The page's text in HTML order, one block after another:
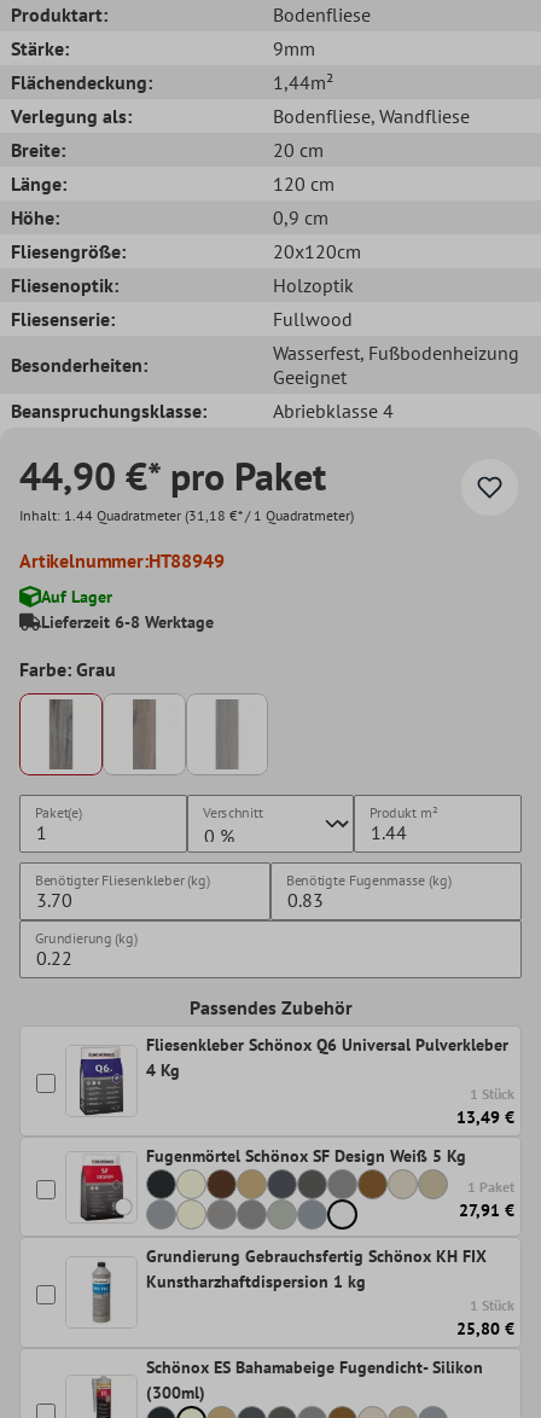
Produktart:
Bodenfliese
Stärke:
9mm
Flächendeckung:
1,44m²
Verlegung als:
Bodenfliese, Wandfliese
Breite:
20 cm
Länge:
120 cm
Höhe:
0,9 cm
Fliesengröße:
20x120cm
Fliesenoptik:
Holzoptik
Fliesenserie:
Fullwood
Besonderheiten:
Wasserfest, Fußbodenheizung
Geeignet
Beanspruchungsklasse:
Abriebklasse 4
44,90 €* pro Paket
Inhalt: 1.44 Quadratmeter (31,18 €* / 1 Quadratmeter)
Artikelnummer:HT88949
Auf Lager
Lieferzeit 6-8 Werktage
Farbe: Grau
Paket(e) Verschnitt Produkt m²
Benötigter Fliesenkleber (kg) Benötigte Fugenmasse (kg)
Grundierung (kg)
Passendes Zubehör
Fliesenkleber Schönox Q6 Universal Pulverkleber
4 Kg
1 Stück
13,49 €
Fugenmörtel Schönox SF Design Weiß 5 Kg
1 Paket
27,91 €
Grundierung Gebrauchsfertig Schönox KH FIX
Kunstharzhaftdispersion 1 kg
1 Stück
25,80 €
Schönox ES Bahamabeige Fugendicht- Silikon
(300ml)